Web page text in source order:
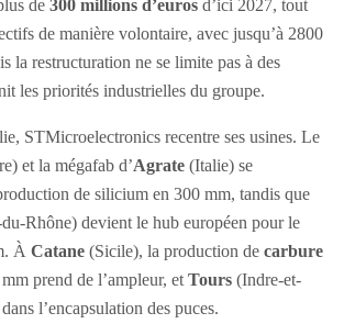
de 300 millions d’euros d’ici 2027, tout
de manière volontaire, avec jusqu’à 2800
la restructuration ne se limite pas à des
les priorités industrielles du groupe.
STMicroelectronics recentre ses usines. Le
et la mégafab d’Agrate (Italie) se
de silicium en 300 mm, tandis que
Rhône) devient le hub européen pour le
À Catane (Sicile), la production de carbure
prend de l’ampleur, et Tours (Indre-et-
l’encapsulation des puces.